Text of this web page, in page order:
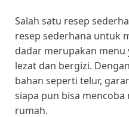
Salah satu resep
resep sederhana untuk
dadar merupakan
lezat dan bergizi.
bahan seperti telur,
siapa pun bisa
rumah.